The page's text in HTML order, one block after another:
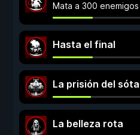
Mata a 300 enemigos
Hasta el final
La prisión del
La belleza rota